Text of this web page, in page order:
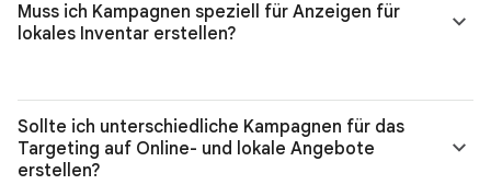
Muss ich Kampagnen speziell für Anzeigen für
lokales Inventar erstellen?
Sollte ich unterschiedliche Kampagnen für das
Targeting auf Online- und lokale Angebote
erstellen?